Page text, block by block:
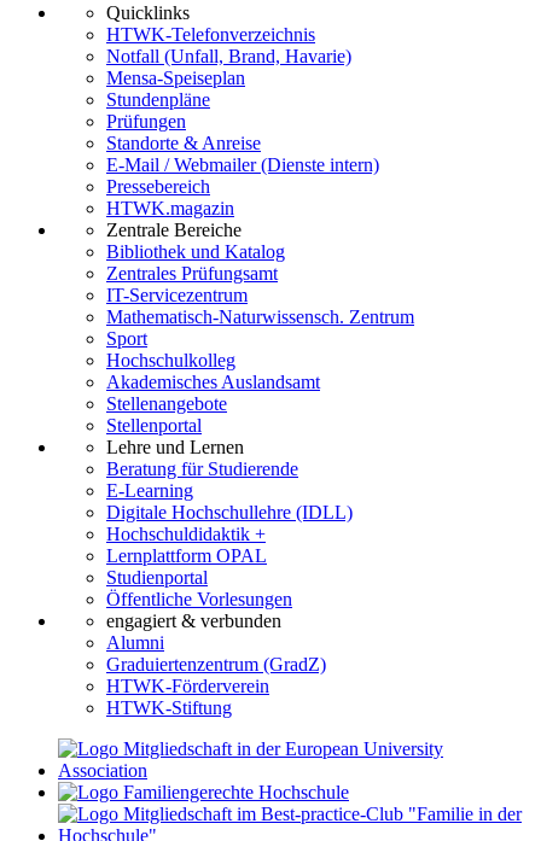
Quicklinks
HTWK-Telefonverzeichnis
Notfall (Unfall, Brand, Havarie)
Mensa-Speiseplan
Stundenpläne
Prüfungen
Standorte & Anreise
E-Mail / Webmailer (Dienste intern)
Pressebereich
HTWK.magazin
Zentrale Bereiche
Bibliothek und Katalog
Zentrales Prüfungsamt
IT-Servicezentrum
Mathematisch-Naturwissensch. Zentrum
Sport
Hochschulkolleg
Akademisches Auslandsamt
Stellenangebote
Stellenportal
Lehre und Lernen
Beratung für Studierende
E-Learning
Digitale Hochschullehre (IDLL)
Hochschuldidaktik +
Lernplattform OPAL
Studienportal
Öffentliche Vorlesungen
engagiert & verbunden
Alumni
Graduiertenzentrum (GradZ)
HTWK-Förderverein
HTWK-Stiftung